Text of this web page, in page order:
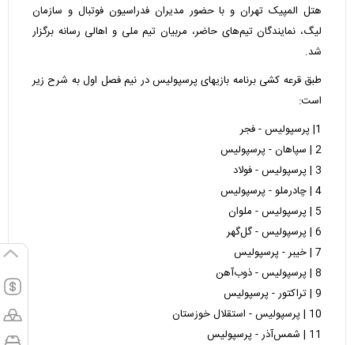
هتل المپیک تهران و با حضور مدیران فدراسیون فوتبال و سازمان
لیگ، نمایندگان تیم‌های حاضر، مربیان تیم ملی و اهالی رسانه برگزار
شد.
طبق قرعه کشی برنامه بازیهای پرسپولیس در نیم فصل اول به شرح زیر
است:
1| پرسپولیس - فجر
2 | سپاهان - پرسپولیس
3 | پرسپولیس - فولاد
4 | چادرملو - پرسپولیس
5 | پرسپولیس - ملوان
6 | پرسپولیس - گل‌گهر
7 | خیبر - پرسپولیس
8 | پرسپولیس - ذوب‌آهن
9 | تراکتور - پرسپولیس
10 | پرسپولیس - استقلال خوزستان
11 | شمس‌آذر - پرسپولیس